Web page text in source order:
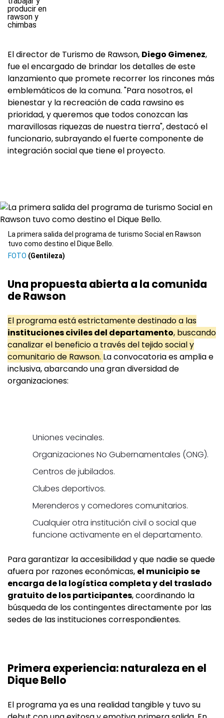
El director de Turismo de Rawson, Diego Gimenez,
fue el encargado de brindar los detalles de este
lanzamiento que promete recorrer los rincones más
emblemáticos de la comuna. "Para nosotros, el
bienestar y la recreación de cada rawsino es
prioridad, y queremos que todos conozcan las
maravillosas riquezas de nuestra tierra", destacó el
funcionario, subrayando el fuerte componente de
integración social que tiene el proyecto.
La primera salida del programa de turismo Social en Rawson
tuvo como destino el Dique Bello.
(Gentileza)
Una propuesta abierta a la comunida
de Rawson
El programa está estrictamente destinado a las
instituciones civiles del departamento, buscando
canalizar el beneficio a través del tejido social y
comunitario de Rawson. La convocatoria es amplia e
inclusiva, abarcando una gran diversidad de
organizaciones:
Uniones vecinales.
Organizaciones No Gubernamentales (ONG).
Centros de jubilados.
Clubes deportivos.
Merenderos y comedores comunitarios.
Cualquier otra institución civil o social que
funcione activamente en el departamento.
Para garantizar la accesibilidad y que nadie se quede
afuera por razones económicas, el municipio se
encarga de la logística completa y del traslado
gratuito de los participantes, coordinando la
búsqueda de los contingentes directamente por las
sedes de las instituciones correspondientes.
Primera experiencia: naturaleza en el
Dique Bello
El programa ya es una realidad tangible y tuvo su